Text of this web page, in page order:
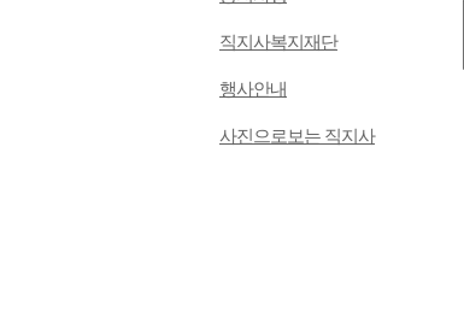
직지사복지재단
행사안내
사진으로보는 직지사